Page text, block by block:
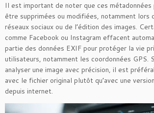
Il est important de noter que ces
être supprimées ou modifiées, notamment lors
réseaux sociaux ou de l’édition des images.
comme Facebook ou Instagram effacent
partie des données EXIF pour protéger la vie
utilisateurs, notamment les coordonnées GPS.
analyser une image avec précision, il est
avec le fichier original plutôt qu’avec une
depuis internet.